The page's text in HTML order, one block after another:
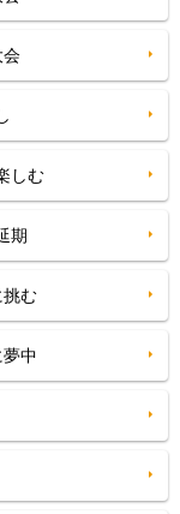
会
しむ
期
挑む
中